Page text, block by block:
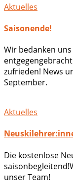
Aktuelles
Saisonende!
Wir bedanken
zufrieden! News
September.
Aktuelles
Die kostenlose
unser Team!